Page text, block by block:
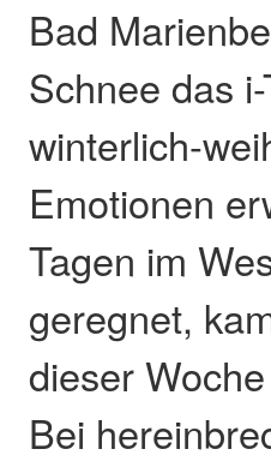
Bad
Schnee das
winterlich-
Emotionen
Tagen im
geregnet,
dieser
Bei